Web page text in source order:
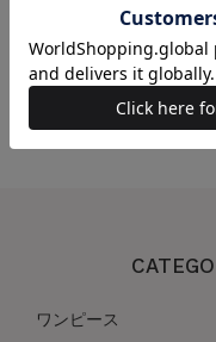
この商品を取り扱っている店舗
こちらの商品は取扱い店舗一
ワンピース